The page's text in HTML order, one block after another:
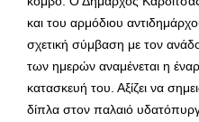
και του αρμόδιου
σχετική σύμβαση με τον
των ημερών αναμένεται η
κατασκευή του. Αξίζει να
δίπλα στον παλαιό